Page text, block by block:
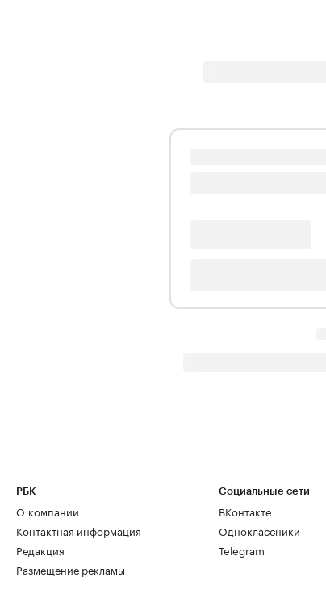
РБК
О компании
Контактная информация
Редакция
Размещение рекламы
Социальные сети
ВКонтакте
Одноклассники
Telegram